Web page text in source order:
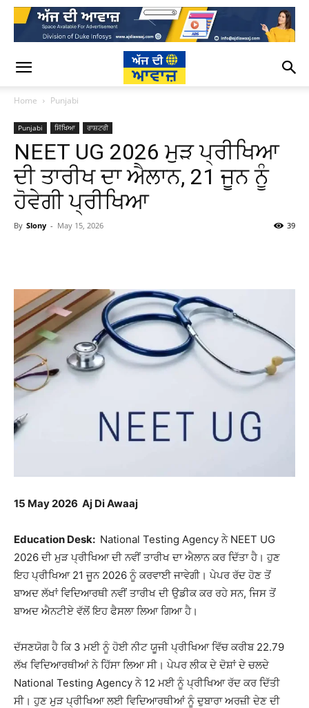
Home Punjabi
Punjabi ਸਿੱਖਿਆ ਰਾਸ਼ਟਰੀ
NEET UG 2026 ਮੁੜ ਪ੍ਰੀਖਿਆ
ਦੀ ਤਾਰੀਖ ਦਾ ਐਲਾਨ, 21 ਜੂਨ ਨੂੰ
ਹੋਵੇਗੀ ਪ੍ਰੀਖਿਆ
By Slony - May 15, 2026 39
15 May 2026 Aj Di Awaaj
Education Desk: National Testing Agencyਨੇ NEET UG
2026 ਦੀ ਮੁੜ ਪ੍ਰੀਖਿਆ ਦੀ ਨਵੀਂ ਤਾਰੀਖ ਦਾ ਐਲਾਨ ਕਰ ਦਿੱਤਾ ਹੈ। ਹੁਣ
ਇਹ ਪ੍ਰੀਖਿਆ 21 ਜੂਨ 2026 ਨੂੰ ਕਰਵਾਈ ਜਾਵੇਗੀ। ਪੇਪਰ ਰੱਦ ਹੋਣ ਤੋਂ
ਬਾਅਦ ਲੱਖਾਂ ਵਿਦਿਆਰਥੀ ਨਵੀਂ ਤਾਰੀਖ ਦੀ ਉਡੀਕ ਕਰ ਰਹੇ ਸਨ, ਜਿਸ ਤੋਂ
ਬਾਅਦ ਐਨਟੀਏ ਵੱਲੋਂ ਇਹ ਫੈਸਲਾ ਲਿਆ ਗਿਆ ਹੈ।
ਦੱਸਣਯੋਗ ਹੈ ਕਿ 3 ਮਈ ਨੂੰ ਹੋਈ ਨੀਟ ਯੂਜੀ ਪ੍ਰੀਖਿਆ ਵਿੱਚ ਕਰੀਬ 22.79
ਲੱਖ ਵਿਦਿਆਰਥੀਆਂ ਨੇ ਹਿੱਸਾ ਲਿਆ ਸੀ। ਪੇਪਰ ਲੀਕ ਦੇ ਦੋਸ਼ਾਂ ਦੇ ਚਲਦੇ
National Testing Agencyਨੇ 12 ਮਈ ਨੂੰ ਪ੍ਰੀਖਿਆ ਰੱਦ ਕਰ ਦਿੱਤੀ
ਸੀ। ਹੁਣ ਮੁੜ ਪ੍ਰੀਖਿਆ ਲਈ ਵਿਦਿਆਰਥੀਆਂ ਨੂੰ ਦੁਬਾਰਾ ਅਰਜ਼ੀ ਦੇਣ ਦੀ